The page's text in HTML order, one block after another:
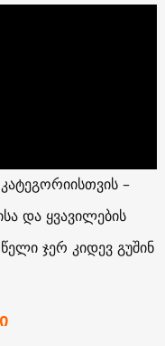
–
და ყვავილების
ჯერ კიდევ გუშინ